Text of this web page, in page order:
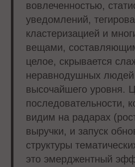
вовлеченностью,
уведомлений,
кластеризацией и
вещами,
целое, скрывается
неравнодушных людей
высочайшего уровня.
последовательности,
видим на радарах
выручки, и запуск
структуры
это эмерджентный